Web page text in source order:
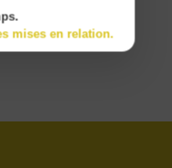
mises en relation.